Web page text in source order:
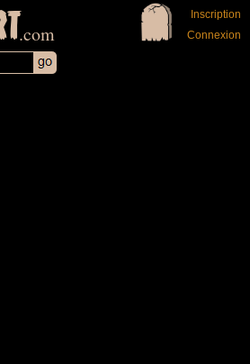
.com
Inscription
Connexion